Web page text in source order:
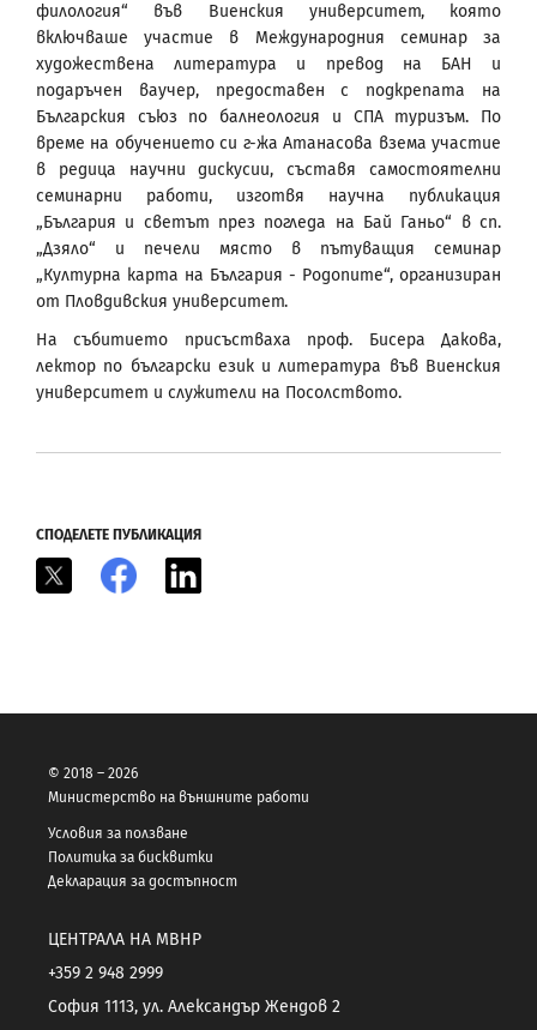
филология“ във Виенския университет, която
включваше участие в Международния семинар за
художествена литература и превод на БАН и
подаръчен ваучер, предоставен с подкрепата на
Българския съюз по балнеология и СПА туризъм. По
време на обучението си г-жа Атанасова взема участие
в редица научни дискусии, съставя самостоятелни
семинарни работи, изготвя научна публикация
„България и светът през погледа на Бай Ганьо“ в сп.
„Дзяло“ и печели място в пътуващия семинар
„Културна карта на България - Родопите“, организиран
от Пловдивския университет.
На събитието присъстваха проф. Бисера Дакова,
лектор по български език и литература във Виенския
университет и служители на Посолството.
СПОДЕЛЕТЕ ПУБЛИКАЦИЯ
Facebook
© 2018 – 2026
Министерство на външните работи
Условия за ползване
Политика за бисквитки
Декларация за достъпност
ЦЕНТРАЛА НА МВНР
+359 2 948 2999
София 1113, ул. Александър Жендов 2